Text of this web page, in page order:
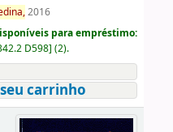
2016
para empréstimo:
D598] (2).
carrinho